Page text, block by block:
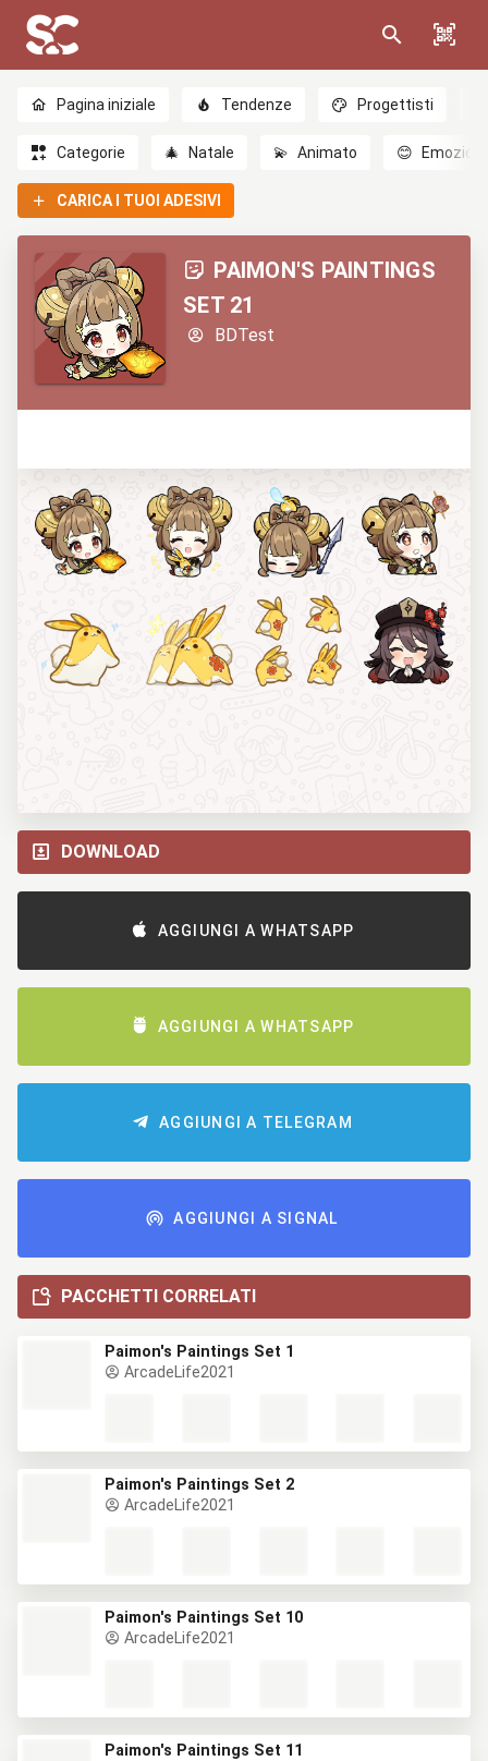
Pagina iniziale Tendenze Progettisti
Categorie 🎄 Natale 💫 Animato 😊 Emozioni
CARICA I TUOI ADESIVI
PAIMON'S PAINTINGS
SET 21
BDTest
DOWNLOAD
AGGIUNGI A WHATSAPP
AGGIUNGI A WHATSAPP
AGGIUNGI A TELEGRAM
AGGIUNGI A SIGNAL
PACCHETTI CORRELATI
Paimon's Paintings Set 1
ArcadeLife2021
Paimon's Paintings Set 2
ArcadeLife2021
Paimon's Paintings Set 10
ArcadeLife2021
Paimon's Paintings Set 11